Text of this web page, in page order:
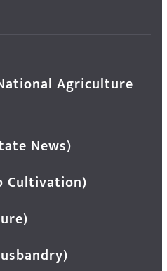
(National Agriculture
News)
Cultivation)